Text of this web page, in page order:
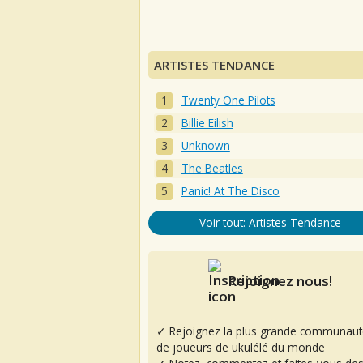
ARTISTES TENDANCE
Twenty One Pilots
Billie Eilish
Unknown
The Beatles
Panic! At The Disco
Voir tout: Artistes Tendance
Rejoignez nous!
✓ Rejoignez la plus grande
de joueurs de ukulélé du monde